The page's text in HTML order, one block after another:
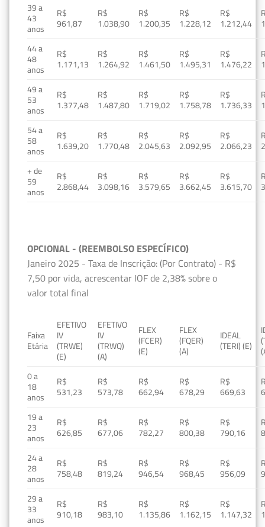
39 a
43
anos
R$
961,87
R$
1.038,90
R$
1.200,35
R$
1.228,12
R$
1.212,44
44 a
48
anos
R$
1.171,13
R$
1.264,92
R$
1.461,50
R$
1.495,31
R$
1.476,22
49 a
53
anos
R$
1.377,48
R$
1.487,80
R$
1.719,02
R$
1.758,78
R$
1.736,33
54 a
58
anos
R$
1.639,20
R$
1.770,48
R$
2.045,63
R$
2.092,95
R$
2.066,23
+ de
59
anos
R$
2.868,44
R$
3.098,16
R$
3.579,65
R$
3.662,45
R$
3.615,70
OPCIONAL - (REEMBOLSO ESPECÍFICO)
Janeiro 2025 - Taxa de Inscrição: (Por Contrato) - R$
7,50 por vida, acrescentar IOF de 2,38% sobre o
valor total final
Faixa
Etária
EFETIVO
IV
(TRWE)
(E)
EFETIVO
IV
(TRWQ)
(A)
FLEX
(FCER)
(E)
FLEX
(FQER)
(A)
IDEAL
(TERI) (E)
0 a
18
anos
R$
531,23
R$
573,78
R$
662,94
R$
678,29
R$
669,63
19 a
23
anos
R$
626,85
R$
677,06
R$
782,27
R$
800,38
R$
790,16
24 a
28
anos
R$
758,48
R$
819,24
R$
946,54
R$
968,45
R$
956,09
29 a
33
anos
R$
910,18
R$
983,10
R$
1.135,86
R$
1.162,15
R$
1.147,32